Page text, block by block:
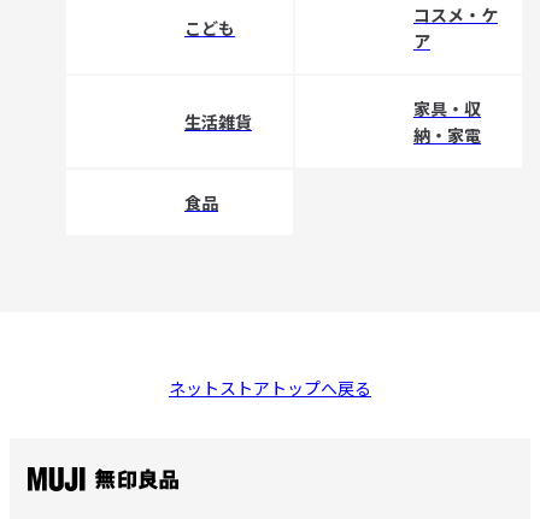
こども
コスメ・ケ
ア
生活雑貨
家具・収
納・家電
食品
ネットストアトップへ戻る